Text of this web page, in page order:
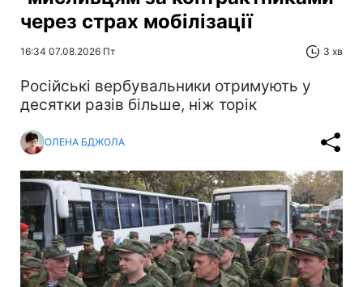
через страх мобілізації
16:34 07.08.2026 Пт 3 хв
Російські вербувальники отримують у
десятки разів більше, ніж торік
ОЛЕНА БДЖОЛА